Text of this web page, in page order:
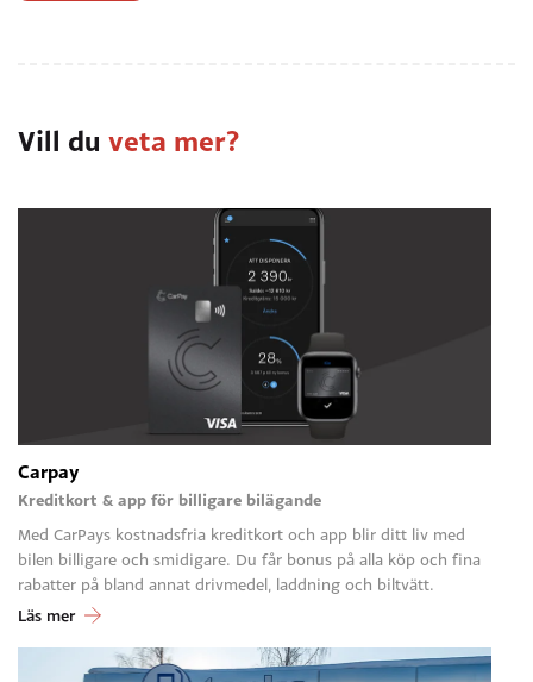
Vill du veta mer?
Carpay
Kreditkort & app för billigare bilägande
Med CarPays kostnadsfria kreditkort och app blir ditt liv med
bilen billigare och smidigare. Du får bonus på alla köp och fina
rabatter på bland annat drivmedel, laddning och biltvätt.
Läs mer